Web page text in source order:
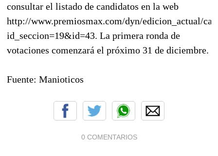
consultar el listado de candidatos en la web
http://www.premiosmax.com/dyn/edicion_actual/
id_seccion=19&id=43. La primera ronda de
votaciones comenzará el próximo 31 de diciembre.
Fuente: Manioticos
0 COMENTARIOS